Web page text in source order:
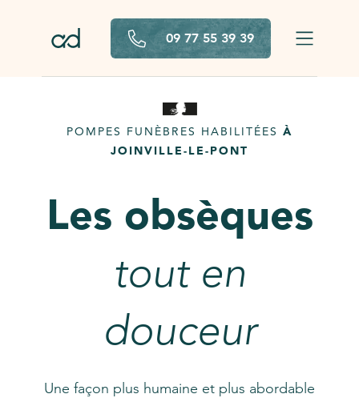
09 77 55 39 39
POMPES FUNÈBRES HABILITÉES À
JOINVILLE-LE-PONT
Les obsèques
tout en
douceur
Une façon plus humaine et plus abordable